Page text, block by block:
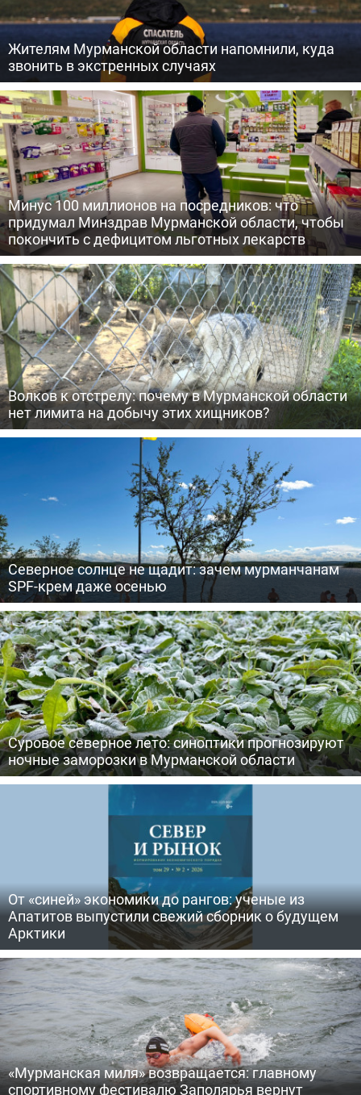
Жителям Мурманской области напомнили, куда
звонить в экстренных случаях
Минус 100 миллионов на посредников: что
придумал Минздрав Мурманской области, чтобы
покончить с дефицитом льготных лекарств
Волков к отстрелу: почему в Мурманской области
нет лимита на добычу этих хищников?
Северное солнце не щадит: зачем мурманчанам
SPF-крем даже осенью
Суровое северное лето: синоптики прогнозируют
ночные заморозки в Мурманской области
От «синей» экономики до рангов: ученые из
Апатитов выпустили свежий сборник о будущем
Арктики
«Мурманская миля» возвращается: главному
спортивному фестивалю Заполярья вернут